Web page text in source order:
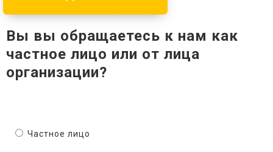
Вы вы обращаетесь к нам как
частное лицо или от лица
организации?
Частное лицо